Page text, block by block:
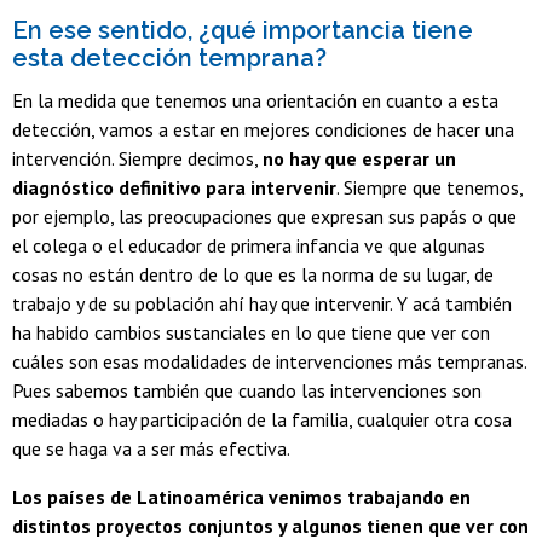
En ese sentido, ¿qué importancia tiene
esta detección temprana?
En la medida que tenemos una orientación en cuanto a esta
detección, vamos a estar en mejores condiciones de hacer una
intervención. Siempre decimos, no hay que esperar un
diagnóstico definitivo para intervenir. Siempre que tenemos,
por ejemplo, las preocupaciones que expresan sus papás o que
el colega o el educador de primera infancia ve que algunas
cosas no están dentro de lo que es la norma de su lugar, de
trabajo y de su población ahí hay que intervenir. Y acá también
ha habido cambios sustanciales en lo que tiene que ver con
cuáles son esas modalidades de intervenciones más tempranas.
Pues sabemos también que cuando las intervenciones son
mediadas o hay participación de la familia, cualquier otra cosa
que se haga va a ser más efectiva.
Los países de Latinoamérica venimos trabajando en
distintos proyectos conjuntos y algunos tienen que ver con